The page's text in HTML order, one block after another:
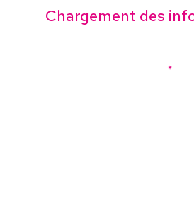
Chargement des